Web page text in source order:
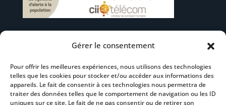
Gérer le consentement
Pour offrir les meilleures expériences, nous utilisons des technologies
telles que les cookies pour stocker et/ou accéder aux informations des
appareils. Le fait de consentir à ces technologies nous permettra de
traiter des données telles que le comportement de navigation ou les ID
uniques sur ce site. Le fait de ne pas consentir ou de retirer son
Suivez-nous